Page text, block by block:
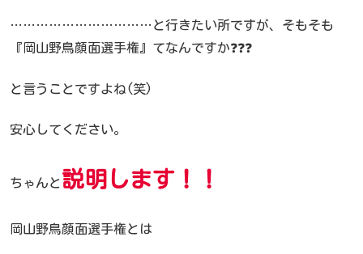
……………………………と行きたい所ですが、そもそも
『岡山野鳥顔面選手権』てなんですか❓❓❓
と言うことですよね(笑)
安心してください。
ちゃんと説明します！！
岡山野鳥顔面選手権とは